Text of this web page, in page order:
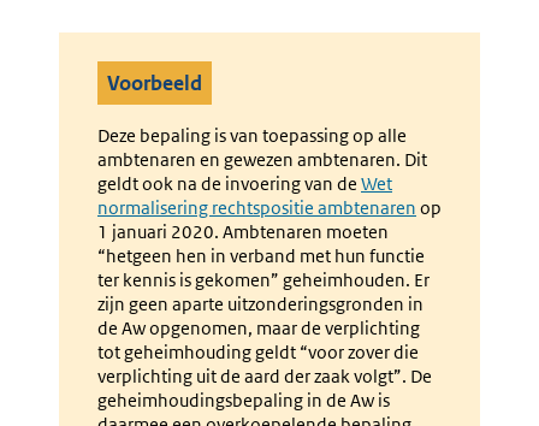
Voorbeeld
Deze bepaling is van toepassing op alle
ambtenaren en gewezen ambtenaren. Dit
geldt ook na de invoering van de Externe
link:
Wet
normalisering rechtspositie ambtenaren op
1 januari 2020. Ambtenaren moeten
“hetgeen hen in verband met hun functie
ter kennis is gekomen” geheimhouden. Er
zijn geen aparte uitzonderingsgronden in
de Aw opgenomen, maar de verplichting
tot geheimhouding geldt “voor zover die
verplichting uit de aard der zaak volgt”. De
geheimhoudingsbepaling in de Aw is